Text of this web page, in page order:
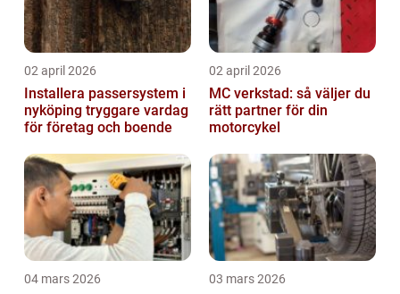
02 april 2026
Installera passersystem i
nyköping tryggare vardag
för företag och boende
02 april 2026
MC verkstad: så väljer du
rätt partner för din
motorcykel
04 mars 2026 03 mars 2026